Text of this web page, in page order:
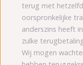
terug met
oorspronkelijke
anderszins heeft
zulke
Wij mogen